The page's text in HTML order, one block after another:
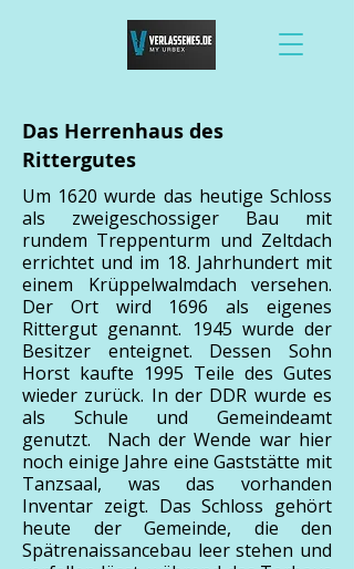
Das Herrenhaus des
Rittergutes
Um 1620 wurde das heutige Schloss
als zweigeschossiger Bau mit
rundem Treppenturm und Zeltdach
errichtet und im 18. Jahrhundert mit
einem Krüppelwalmdach versehen.
Der Ort wird 1696 als eigenes
Rittergut genannt. 1945 wurde der
Besitzer enteignet. Dessen Sohn
Horst kaufte 1995 Teile des Gutes
wieder zurück. In der DDR wurde es
als Schule und Gemeindeamt
genutzt. Nach der Wende war hier
noch einige Jahre eine Gaststätte mit
Tanzsaal, was das vorhanden
Inventar zeigt. Das Schloss gehört
heute der Gemeinde, die den
Spätrenaissancebau leer stehen und